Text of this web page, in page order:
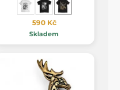
590 Kč
Skladem